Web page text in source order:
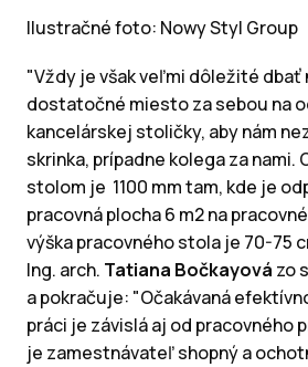
Ilustračné foto: Nowy Styl Group
"Vždy je však veľmi dôležité dbať
dostatočné miesto za sebou na
kancelárskej stoličky, aby nám
skrinka, prípadne kolega za nami.
stolom je 1100 mm tam, kde je
pracovná plocha 6 m2 na
výška pracovného stola je 70-75
Ing. arch. Tatiana Bočkayová zo
a pokračuje: "Očakávaná
práci je závislá aj od pracovného
je zamestnávateľ shopný a